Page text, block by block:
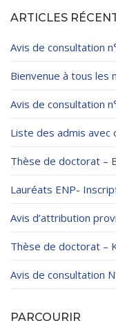
ARTICLES
Avis de consultation
Bienvenue à tous les
Avis de consultation
Liste des admis avec
Thèse de doctorat –
Lauréats ENP-
Avis d’attribution
Thèse de doctorat –
Avis de consultation
PARCOURIR